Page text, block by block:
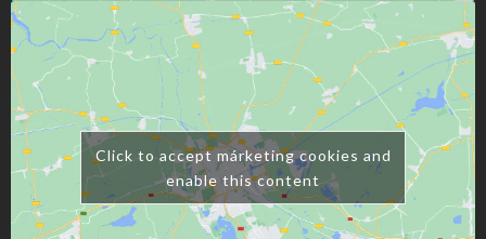
Click to accept márketing cookies and
enable this content